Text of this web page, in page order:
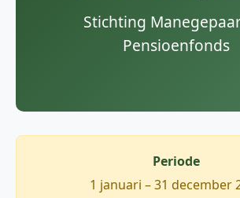
Stichting
Pensioenfonds
Periode
1 januari – 31 december